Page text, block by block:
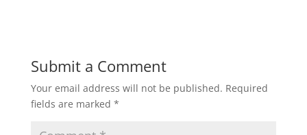
Submit a Comment
Your email address will not be published. Required
fields are marked *